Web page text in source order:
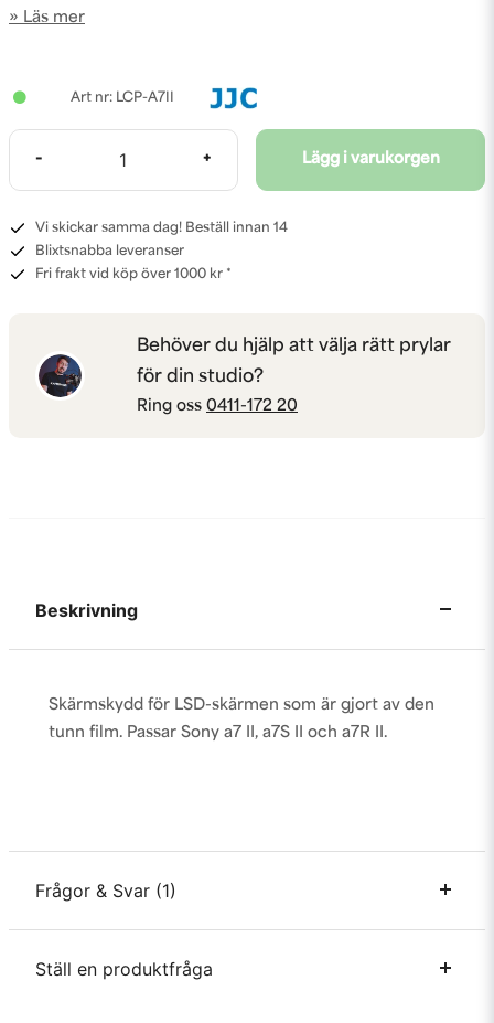
Läs mer
LCP-A7II
- + Lägg i varukorgen
Vi skickar samma dag! Beställ innan 14
Blixtsnabba leveranser
Fri frakt vid köp över 1000 kr *
Behöver du hjälp att välja rätt prylar
för din studio?
Ring oss 0411-172 20
Beskrivning
Skärmskydd för LSD-skärmen som är gjort av den
tunn film. Passar Sony a7 II, a7S II och a7R II.
Frågor & Svar (1)
Niclas frågade för 3 år sedan
Ställ en produktfråga